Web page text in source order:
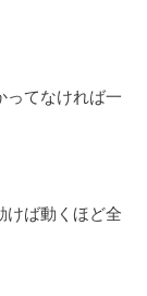
ってなければ一
けば動くほど全